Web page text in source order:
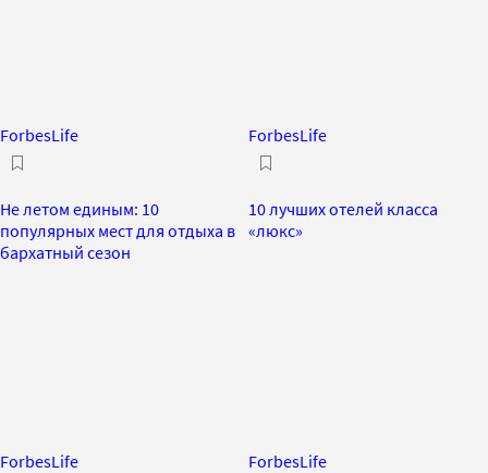
ForbesLife
Не летом единым: 10
популярных мест для отдыха в
бархатный сезон
ForbesLife
10 лучших отелей класса
«люкс»
ForbesLife ForbesLife